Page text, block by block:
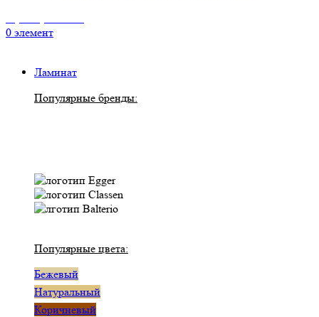
0 элемент
Ламинат
Популярные бренды:
Популярные цвета:
Бежевый
Натуральный
Коричневый